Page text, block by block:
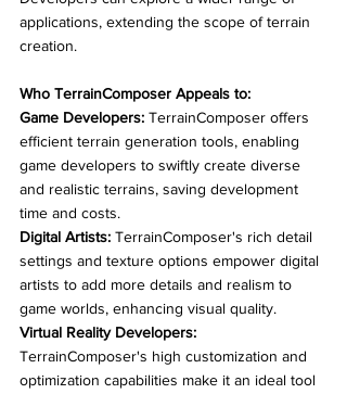
applications, extending the scope of terrain
creation.
Who TerrainComposer Appeals to:
Game Developers: TerrainComposer offers
efficient terrain generation tools, enabling
game developers to swiftly create diverse
and realistic terrains, saving development
time and costs.
Digital Artists: TerrainComposer's rich detail
settings and texture options empower digital
artists to add more details and realism to
game worlds, enhancing visual quality.
Virtual Reality Developers:
TerrainComposer's high customization and
optimization capabilities make it an ideal tool